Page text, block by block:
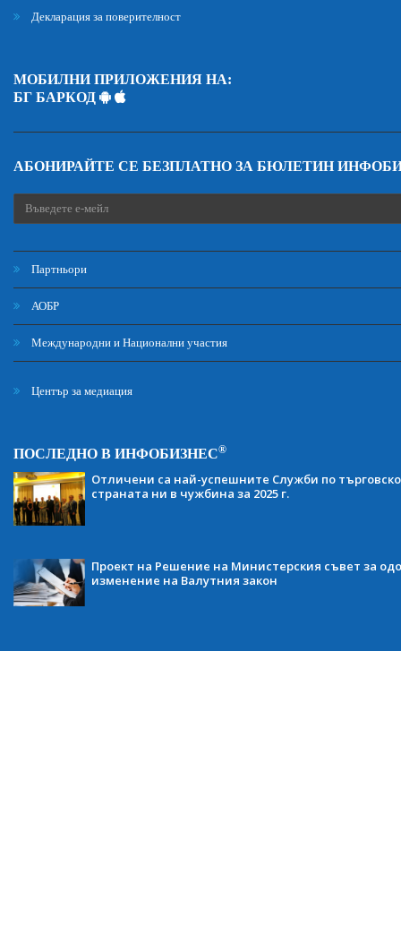
Декларация за поверителност
МОБИЛНИ ПРИЛОЖЕНИЯ НА:
БГ БАРКОД
АБОНИРАЙТЕ СЕ БЕЗПЛАТНО ЗА БЮЛЕТИН
Партньори
АОБР
Международни и Национални участия
Център за медиация
ПОСЛЕДНО В ИНФОБИЗНЕС®
Отличени са най-успешните Служби по
страната ни в чужбина за 2025 г.
Проект на Решение на Министерския съвет за
изменение на Валутния закон